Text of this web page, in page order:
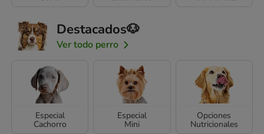
Destacados🐶
Ver todo perro
Especial
Cachorro
Especial
Mini
Opciones
Nutricionales